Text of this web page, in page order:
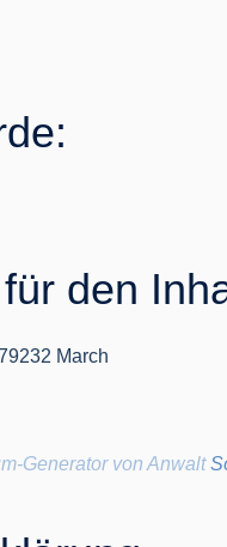
den
March
Generator von Anwalt